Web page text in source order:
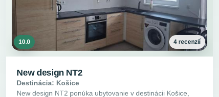
10.0 4 recenzií
New design NT2
Destinácia: Košice
New design NT2 ponúka ubytovanie v destinácii Košice,